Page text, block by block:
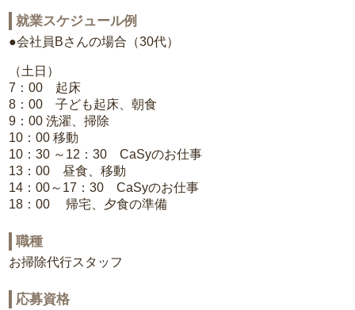
就業スケジュール例
●会社員Bさんの場合（30代）
（土日）
7：00 起床
8：00 子ども起床、朝食
9：00 洗濯、掃除
10：00 移動
10：30 ～12：30 CaSyのお仕事
13：00 昼食、移動
14：00～17：30 CaSyのお仕事
18：00 帰宅、夕食の準備
職種
お掃除代行スタッフ
応募資格